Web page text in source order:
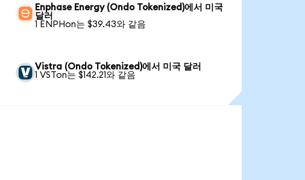
Enphase Energy (Ondo Tokenized)에서 미국
달러
1 ENPHon는 $39.43와 같음
Vistra (Ondo Tokenized)에서 미국 달러
1 VSTon는 $142.21와 같음